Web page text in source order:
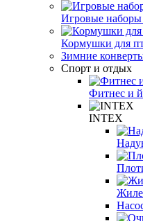
Игровые
Кормушки для
Зимние
Спорт и отдых
Фитнес и
INTEX